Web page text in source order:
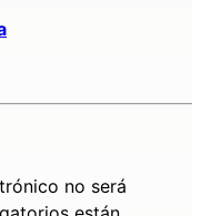
no será